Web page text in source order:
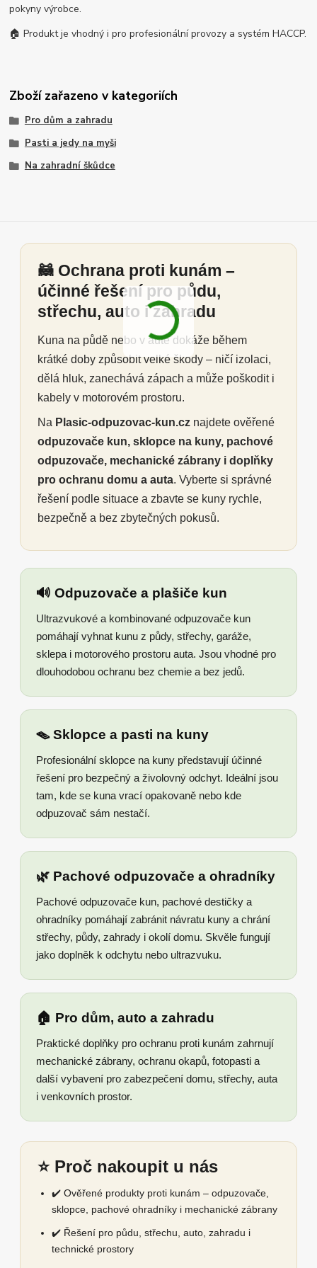
pokyny výrobce.
🏠 Produkt je vhodný i pro profesionální provozy a systém HACCP.
Zboží zařazeno v kategoriích
Pro dům a zahradu
Pasti a jedy na myši
Na zahradní škůdce
🦝 Ochrana proti kunám –
účinné řešení pro půdu,
střechu, auto i zahradu
Kuna na půdě nebo v autě dokáže během
krátké doby způsobit velké škody – ničí izolaci,
dělá hluk, zanechává zápach a může poškodit i
kabely v motorovém prostoru.
Na Plasic-odpuzovac-kun.cz najdete ověřené
odpuzovače kun, sklopce na kuny, pachové
odpuzovače, mechanické zábrany i doplňky
pro ochranu domu a auta. Vyberte si správné
řešení podle situace a zbavte se kuny rychle,
bezpečně a bez zbytečných pokusů.
🔊 Odpuzovače a plašiče kun
Ultrazvukové a kombinované odpuzovače kun
pomáhají vyhnat kunu z půdy, střechy, garáže,
sklepa i motorového prostoru auta. Jsou vhodné pro
dlouhodobou ochranu bez chemie a bez jedů.
🪤 Sklopce a pasti na kuny
Profesionální sklopce na kuny představují účinné
řešení pro bezpečný a živolovný odchyt. Ideální jsou
tam, kde se kuna vrací opakovaně nebo kde
odpuzovač sám nestačí.
🌿 Pachové odpuzovače a ohradníky
Pachové odpuzovače kun, pachové destičky a
ohradníky pomáhají zabránit návratu kuny a chrání
střechy, půdy, zahrady i okolí domu. Skvěle fungují
jako doplněk k odchytu nebo ultrazvuku.
🏠 Pro dům, auto a zahradu
Praktické doplňky pro ochranu proti kunám zahrnují
mechanické zábrany, ochranu okapů, fotopasti a
další vybavení pro zabezpečení domu, střechy, auta
i venkovních prostor.
⭐ Proč nakoupit u nás
✔️ Ověřené produkty proti kunám – odpuzovače,
sklopce, pachové ohradníky i mechanické zábrany
✔️ Řešení pro půdu, střechu, auto, zahradu i
technické prostory